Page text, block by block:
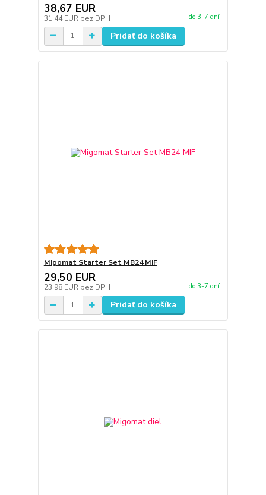
38,67 EUR
31,44 EUR bez DPH do 3-7 dní
Pridať do košíka
Migomat Starter Set MB24 MIF
29,50 EUR
23,98 EUR bez DPH do 3-7 dní
Pridať do košíka